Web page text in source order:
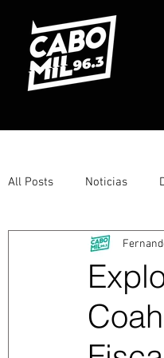
All Posts Noticias
Entérate
Ayuntamiento de Los